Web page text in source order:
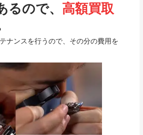
るので、 高額買取
ナンスを行うので、その分の費用を